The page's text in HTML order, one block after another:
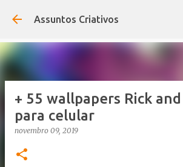
Pular para o conteúdo
Assuntos Criativos
+ 55 wallpapers Rick
para celular
novembro 09, 2019